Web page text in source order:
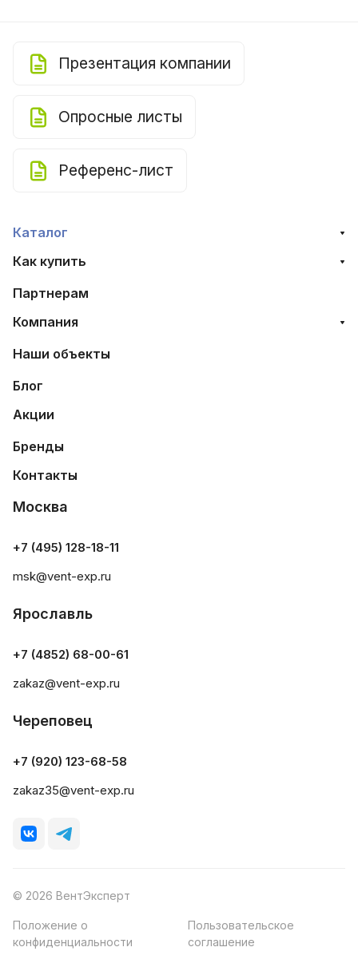
Презентация компании
Опросные листы
Референс-лист
Каталог
Как купить
Партнерам
Компания
Наши объекты
Блог
Акции
Бренды
Контакты
Москва
+7 (495) 128-18-11
msk@vent-exp.ru
Ярославль
+7 (4852) 68-00-61
zakaz@vent-exp.ru
Череповец
+7 (920) 123-68-58
zakaz35@vent-exp.ru
© 2026 ВентЭксперт
Положение о
конфиденциальности
Пользовательское
соглашение